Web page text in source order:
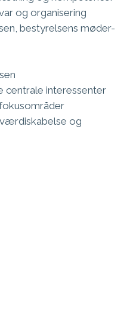
og organisering
bestyrelsens møder-
centrale interessenter
og